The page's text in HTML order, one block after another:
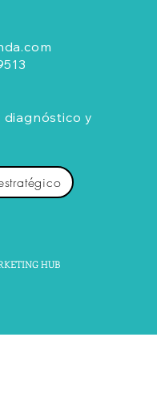
diagnóstico y
HUB